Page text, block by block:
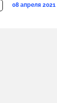
08 апреля 2021